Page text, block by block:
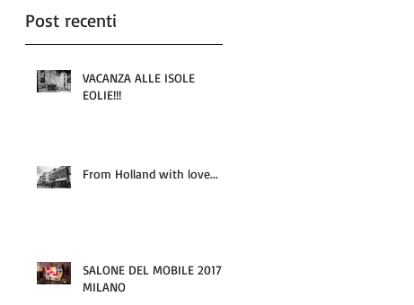
Post recenti
VACANZA ALLE ISOLE
EOLIE!!!
From Holland with love...
SALONE DEL MOBILE 2017 -
MILANO